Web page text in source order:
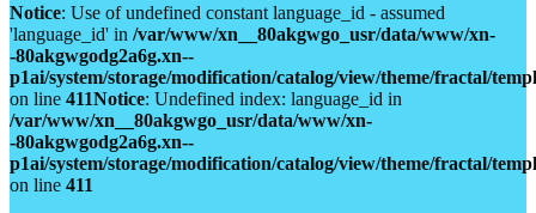
Notice: Use of undefined constant language_id - assumed
'language_id' in /var/www/xn__80akgwgo_usr/data/www/xn-
-80akgwgodg2a6g.xn--
p1ai/system/storage/modification/catalog/view/theme/fractal/
on line 411Notice: Undefined index: language_id in
/var/www/xn__80akgwgo_usr/data/www/xn-
-80akgwgodg2a6g.xn--
p1ai/system/storage/modification/catalog/view/theme/fractal/
on line 411